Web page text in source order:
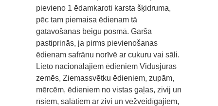
pievieno 1 ēdamkaroti karsta šķidruma,
pēc tam piemaisa ēdienam tā
gatavošanas beigu posmā. Garša
pastiprinās, ja pirms pievienošanas
ēdienam safrānu norīvē ar cukuru vai sāli.
Lieto nacionālajiem ēdieniem Vidusjūras
zemēs, Ziemassvētku ēdieniem, zupām,
mērcēm, ēdieniem no vistas gaļas, zivij un
rīsiem, salātiem ar zivi un vēžveidīgajiem,